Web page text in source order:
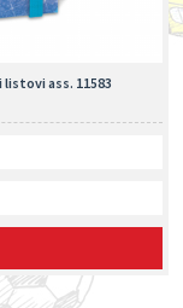
ass. 11583